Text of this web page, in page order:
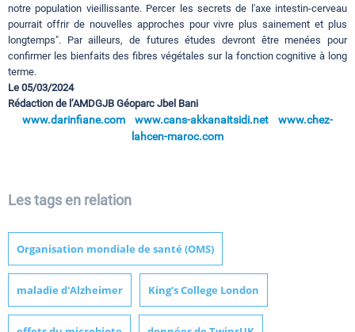
notre population vieillissante. Percer les secrets de l'axe intestin-cerveau
pourrait offrir de nouvelles approches pour vivre plus sainement et plus
longtemps". Par ailleurs, de futures études devront être menées pour
confirmer les bienfaits des fibres végétales sur la fonction cognitive à long
terme.
Le 05/03/2024
Rédaction de l’AMDGJB Géoparc Jbel Bani
www.darinfiane.com www.cans-akkanaitsidi.net
www.chez-
lahcen-maroc.com
Les tags en relation
Organisation mondiale de santé (OMS)
maladie d'Alzheimer King’s College London